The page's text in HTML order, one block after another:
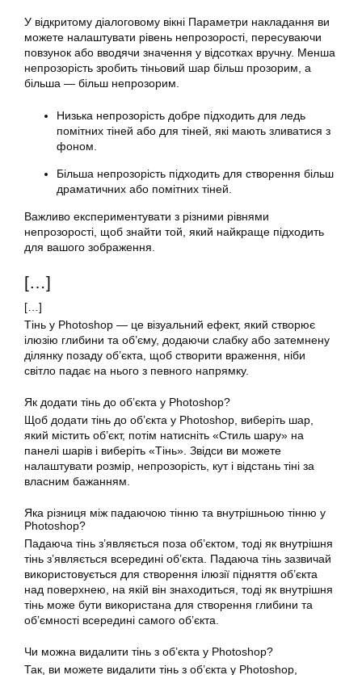
У відкритому діалоговому вікні Параметри накладання ви
можете налаштувати рівень непрозорості, пересуваючи
повзунок або вводячи значення у відсотках вручну. Менша
непрозорість зробить тіньовий шар більш прозорим, а
більша — більш непрозорим.
Низька непрозорість добре підходить для ледь
помітних тіней або для тіней, які мають зливатися з
фоном.
Більша непрозорість підходить для створення більш
драматичних або помітних тіней.
Важливо експериментувати з різними рівнями
непрозорості, щоб знайти той, який найкраще підходить
для вашого зображення.
[…]
[…]
Тінь у Photoshop — це візуальний ефект, який створює
ілюзію глибини та об’єму, додаючи слабку або затемнену
ділянку позаду об’єкта, щоб створити враження, ніби
світло падає на нього з певного напрямку.
Як додати тінь до об’єкта у Photoshop?
Щоб додати тінь до об’єкта у Photoshop, виберіть шар,
який містить об’єкт, потім натисніть «Стиль шару» на
панелі шарів і виберіть «Тінь». Звідси ви можете
налаштувати розмір, непрозорість, кут і відстань тіні за
власним бажанням.
Яка різниця між падаючою тінню та внутрішньою тінню у
Photoshop?
Падаюча тінь з’являється поза об’єктом, тоді як внутрішня
тінь з’являється всередині об’єкта. Падаюча тінь зазвичай
використовується для створення ілюзії підняття об’єкта
над поверхнею, на якій він знаходиться, тоді як внутрішня
тінь може бути використана для створення глибини та
об’ємності всередині самого об’єкта.
Чи можна видалити тінь з об’єкта у Photoshop?
Так, ви можете видалити тінь з об’єкта у Photoshop,